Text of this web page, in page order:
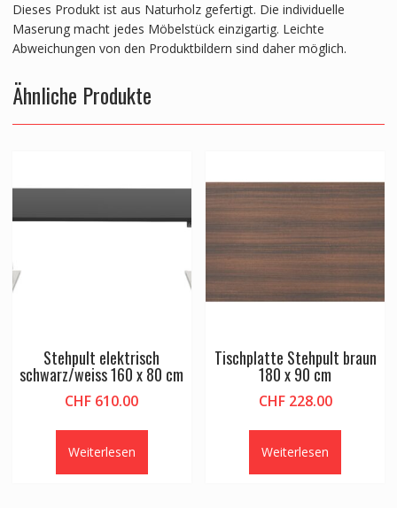
Dieses Produkt ist aus Naturholz gefertigt. Die individuelle
Maserung macht jedes Möbelstück einzigartig. Leichte
Abweichungen von den Produktbildern sind daher möglich.
Ähnliche Produkte
Stehpult elektrisch
schwarz/weiss 160 x 80 cm
CHF 610.00
Weiterlesen
Tischplatte Stehpult braun
180 x 90 cm
CHF228.00
Weiterlesen